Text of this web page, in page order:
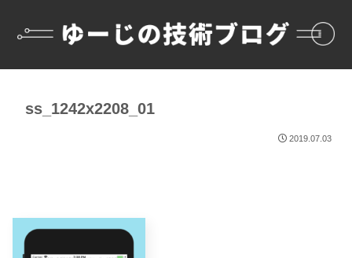
ss_1242x2208_01
2019.07.03